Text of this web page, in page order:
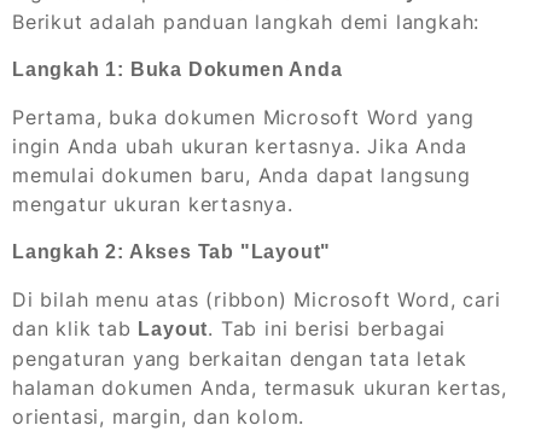
Berikut adalah panduan langkah demi langkah:
Langkah 1: Buka Dokumen Anda
Pertama, buka dokumen Microsoft Word yang
ingin Anda ubah ukuran kertasnya. Jika Anda
memulai dokumen baru, Anda dapat langsung
mengatur ukuran kertasnya.
Langkah 2: Akses Tab "Layout"
Di bilah menu atas (ribbon) Microsoft Word, cari
dan klik tab Layout. Tab ini berisi berbagai
pengaturan yang berkaitan dengan tata letak
halaman dokumen Anda, termasuk ukuran kertas,
orientasi, margin, dan kolom.